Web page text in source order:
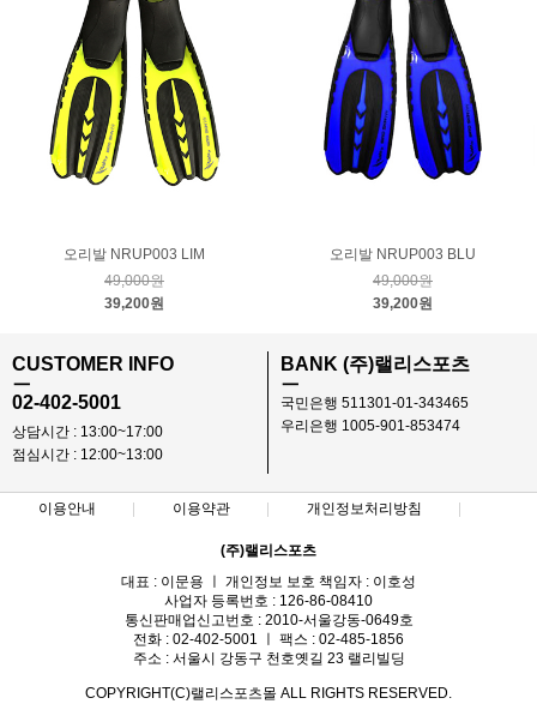
오리발 NRUP003 LIM
49,000원
39,200원
오리발 NRUP003 BLU
49,000원
39,200원
CUSTOMER INFO
ㅡ
02-402-5001
상담시간 : 13:00~17:00
점심시간 : 12:00~13:00
BANK (주)랠리스포츠
ㅡ
국민은행 511301-01-343465
우리은행 1005-901-853474
이용안내 이용약관 개인정보처리방침
(주)랠리스포츠
대표 : 이문용 ㅣ 개인정보 보호 책임자 : 이호성
사업자 등록번호 : 126-86-08410
통신판매업신고번호 : 2010-서울강동-0649호
전화 : 02-402-5001 ㅣ 팩스 : 02-485-1856
주소 : 서울시 강동구 천호옛길 23 랠리빌딩
COPYRIGHT(C)랠리스포츠몰 ALL RIGHTS RESERVED.